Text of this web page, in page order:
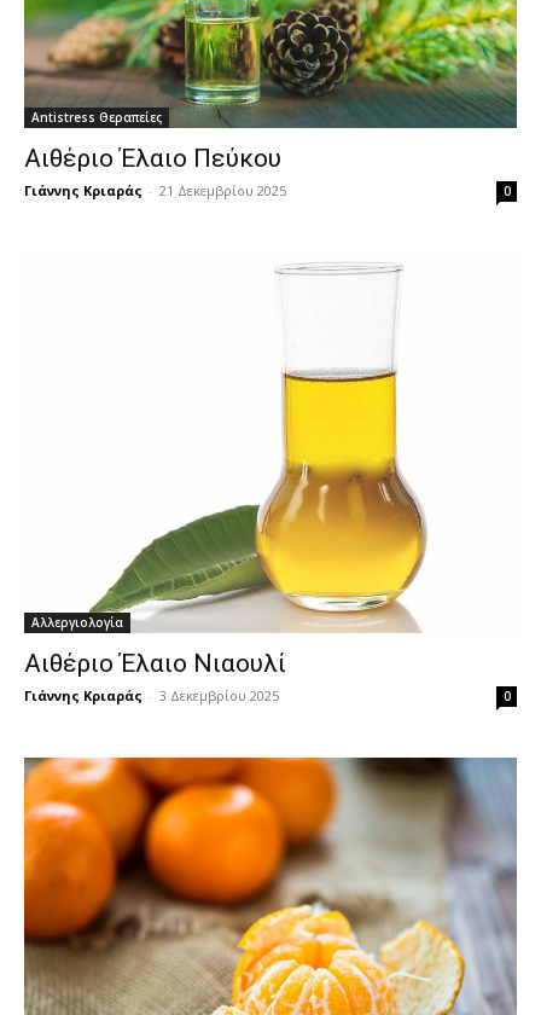
Antistress Θεραπείες
Αιθέριο Έλαιο Πεύκου
Γιάννης Κριαράς - 21 Δεκεμβρίου 2025 0
Αλλεργιολογία
Αιθέριο Έλαιο Νιαουλί
Γιάννης Κριαράς - 3 Δεκεμβρίου 2025 0